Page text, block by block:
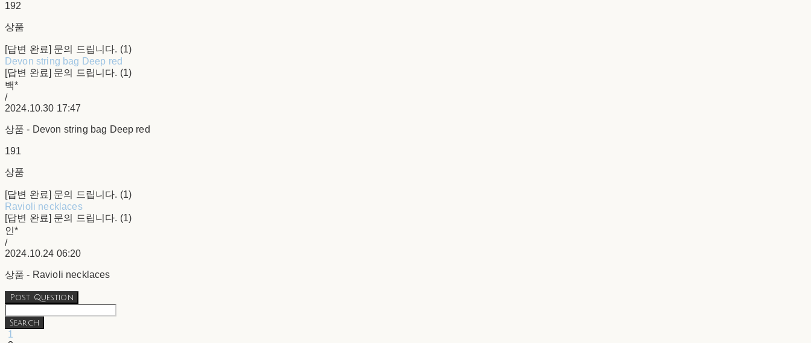
192
상품
[답변 완료] 문의 드립니다. (1)
Devon string bag Deep red
[답변 완료] 문의 드립니다. (1)
백*
/
2024.10.30 17:47
상품 - Devon string bag Deep red
191
상품
[답변 완료] 문의 드립니다. (1)
Ravioli necklaces
[답변 완료] 문의 드립니다. (1)
인*
/
2024.10.24 06:20
상품 - Ravioli necklaces
Post Question
Search
1